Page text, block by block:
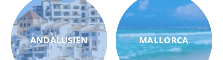
ANDALUSIEN MALLORCA